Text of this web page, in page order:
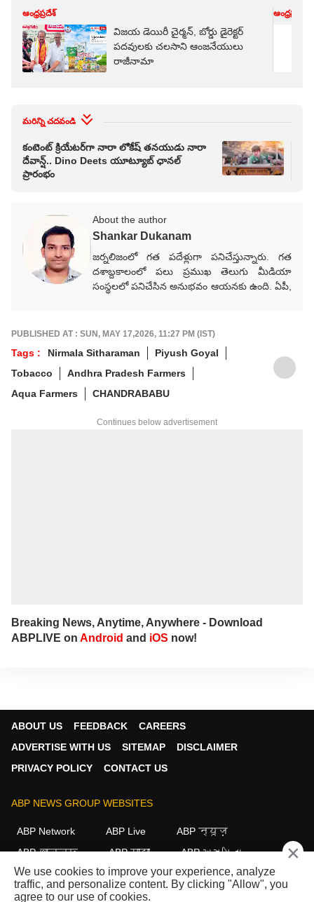
ఆంధ్రప్రదేశ్
విజయ డెయిరీ చైర్మన్, బోర్డు డైరెక్టర్
పదవులకు చలసాని ఆంజనేయులు
రాజీనామా
ఆంధ్రప్రదేశ్
మరిన్ని చదవండి
కంటెంట్ క్రియేటర్‌గా నారా లోకేష్ తనయుడు నారా
దేవాన్ష్.. Dino Deets యూట్యూబ్ ఛానల్
ప్రారంభం
About the author
Shankar Dukanam
జర్నలిజంలో గత పదేళ్లుగా పనిచేస్తున్నారు. గత
దశాబ్దకాలంలో పలు ప్రముఖ తెలుగు మీడియా
సంస్థలలో పనిచేసిన అనుభవం ఆయనకు ఉంది. ఏపీ,
గ్రాడ్యుయేషన్ పూర్తయ్యాక జర్నలిజం కోర్సు పూర్తిచేసి
కెరీర్‌గా ఎంచుకున్నారు. నేషనల్ మీడియాకు చెందిన
పలు తెలుగు మీడియా సంస్థలలో సీనియర్ కంటెంట్
రైటర్‌గా సేవలు అందించారు. జర్నలిజంలో వందేళ్లకు
పైగా చరిత్ర ఉన్న ఆనంద్ బజార్ పత్రిక నెట్‌వర్క్ (ABP
ఏబీపీ దేశంలో గత నాలుగేళ్ల నుంచి న్యూస్
PUBLISHED AT : SUN, MAY 17,2026, 11:27 PM (IST)
Tags : Nirmala Sitharaman
Piyush Goyal
Tobacco
Andhra Pradesh Farmers
Aqua Farmers
CHANDRABABU
Continues below advertisement
Breaking News, Anytime, Anywhere - Download
ABPLIVE on Android and iOS now!
ABOUT US FEEDBACK
CAREERS
ADVERTISE WITH US
SITEMAP
DISCLAIMER
PRIVACY POLICY
CONTACT US
ABP NEWS GROUP WEBSITES
ABP Network ABP Live
ABP न्यूज़
ABP আনন্দ
ABP माझा
ABP અસ્મિતા
ABP Ganga
ABP ਸਾਂਝਾ ABP நாடு ABP దేశం
×
We use cookies to improve your experience, analyze
traffic, and personalize content. By clicking "Allow", you
agree to our use of cookies.